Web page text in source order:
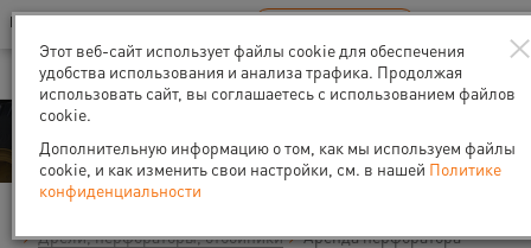
Ваш город:Нижний Новгород
В Вашем регионе нет наших офисов RU EN
Аренда
Дрели, перфораторы, отбойники
Аренда перфоратора
Этот веб-сайт использует файлы cookie для обеспечения
удобства использования и анализа трафика. Продолжая
использовать сайт, вы соглашаетесь с использованием файлов
cookie.
Дополнительную информацию о том, как мы используем файлы
cookie, и как изменить свои настройки, см. в нашей Политике
конфиденциальности